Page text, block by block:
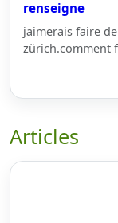
renseigne
jaimerais faire
zürich.comment
Articles